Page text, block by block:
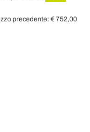
precedente: € 752,00